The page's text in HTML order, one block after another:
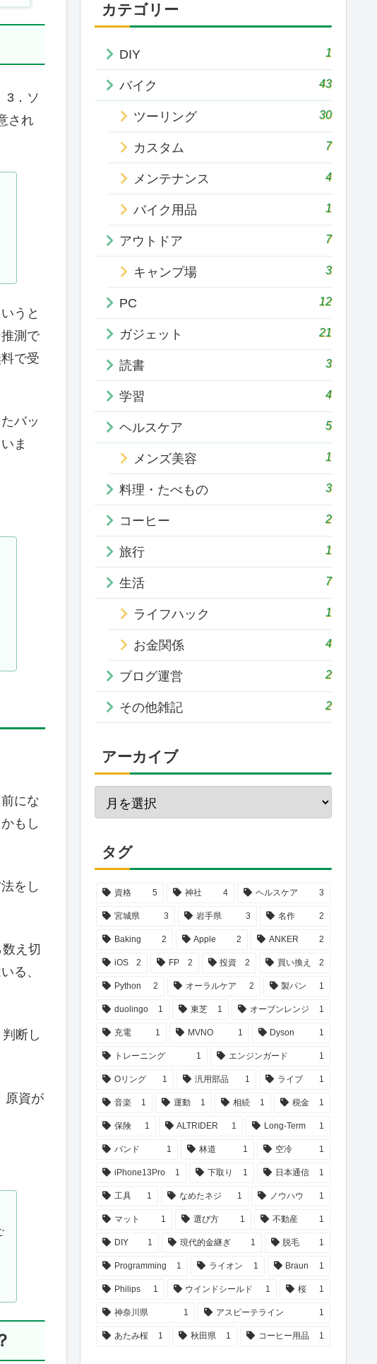
3．ソ
され
うと
測で
で受
バッ
ま
にな
もし
をし
え切
る、
断し
原資が
カテゴリー
DIY 1
バイク 43
ツーリング 30
カスタム 7
メンテナンス 4
バイク用品 1
アウトドア 7
キャンプ場 3
PC 12
ガジェット 21
読書 3
学習 4
ヘルスケア 5
メンズ美容 1
料理・たべもの 3
コーヒー 2
旅行 1
生活 7
ライフハック 1
お金関係 4
ブログ運営 2
その他雑記 2
アーカイブ
タグ
資格 5 神社 4 ヘルスケア 3
宮城県 3 岩手県 3 名作 2
Baking 2 Apple 2 ANKER 2
iOS 2 FP 2 投資 2 買い換え 2
Python 2 オーラルケア 2 製パン 1
duolingo 1 東芝 1 オーブンレンジ 1
充電 1 MVNO 1 Dyson 1
トレーニング 1 エンジンガード 1
Oリング 1 汎用部品 1 ライブ 1
音楽 1 運動 1 相続 1 税金 1
保険 1 ALTRIDER 1 Long-Term 1
バンド 1 林道 1 空冷 1
iPhone13Pro 1 下取り 1 日本通信 1
工具 1 なめたネジ 1 ノウハウ 1
マット 1 選び方 1 不動産 1
DIY 1 現代的金継ぎ 1 脱毛 1
Programming 1 ライオン 1 Braun 1
Philips 1 ウインドシールド 1 桜 1
神奈川県 1 アスピーテライン 1
あたみ桜 1 秋田県 1 コーヒー用品 1